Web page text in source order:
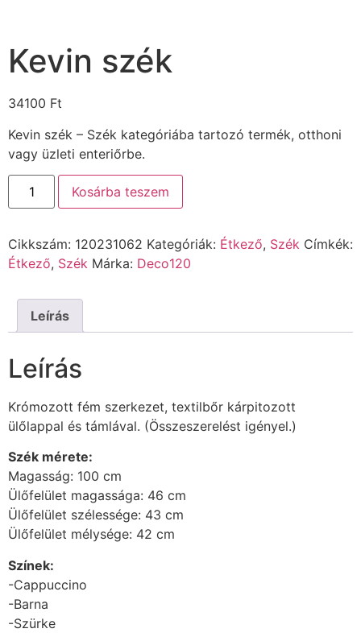
Kevin szék
34100 Ft
Kevin szék – Szék kategóriába tartozó termék, otthoni
vagy üzleti enteriőrbe.
Kosárba teszem
Cikkszám: 120231062 Kategóriák: Étkező, Szék Címkék:
Étkező, Szék Márka: Deco120
Leírás
Leírás
Krómozott fém szerkezet, textilbőr kárpitozott
ülőlappal és támlával. (Összeszerelést igényel.)
Szék mérete:
Magasság: 100 cm
Ülőfelület magassága: 46 cm
Ülőfelület szélessége: 43 cm
Ülőfelület mélysége: 42 cm
Színek:
-Cappuccino
-Barna
-Szürke